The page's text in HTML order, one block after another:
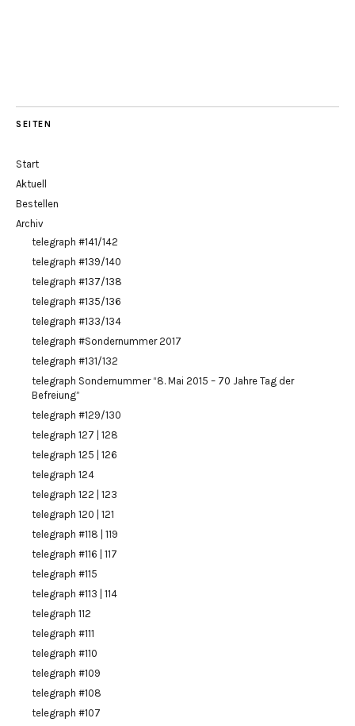
SEITEN
Start
Aktuell
Bestellen
Archiv
telegraph #141/142
telegraph #139/140
telegraph #137/138
telegraph #135/136
telegraph #133/134
telegraph #Sondernummer 2017
telegraph #131/132
telegraph Sondernummer “8. Mai 2015 – 70 Jahre Tag der
Befreiung”
telegraph #129/130
telegraph 127 | 128
telegraph 125 | 126
telegraph 124
telegraph 122 | 123
telegraph 120 | 121
telegraph #118 | 119
telegraph #116 | 117
telegraph #115
telegraph #113 | 114
telegraph 112
telegraph #111
telegraph #110
telegraph #109
telegraph #108
telegraph #107